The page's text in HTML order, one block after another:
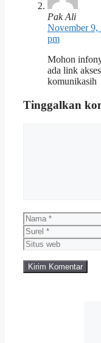
Pak Ali
November 9,
pm
Mohon
ada link
komunikasih
Tinggalkan
Nama
Surel
Situs
web